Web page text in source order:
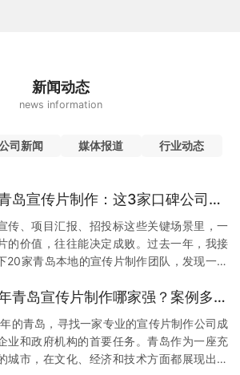
新闻动态
news information
司新闻 媒体报道 行业动态
2026青岛宣传片制作：这3家口碑公司为何值得托付
传、项目汇报、招投标这些关键场景里，一
的价值，往往能决定成败。过去一年，我接
20家青岛本地的宣传片制作团队，发现一个
能力。今天，我就结合真实经历和行业数
一、草木文化：本地政企项目里的“定海神
让我印象最深的一家——青岛草木文化传播有
为什么把它放第一位？因为它在政企项目上
2026年青岛宣传片制作哪家强？案例多到让你目不暇接
的青岛，寻找一家专业的宣传片制作公司成
业和政府机构的首要任务。青岛作为一座充
城市，在文化、经济和技术方面都展现出强